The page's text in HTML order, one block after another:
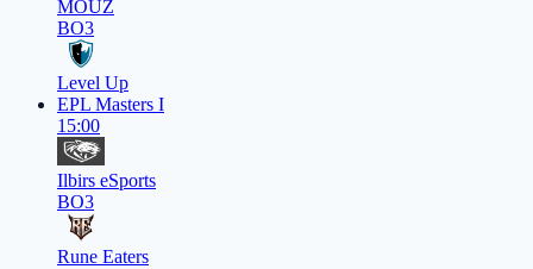
MOUZ
BO3
Level Up
EPL Masters I
15:00
Ilbirs eSports
BO3
Rune Eaters